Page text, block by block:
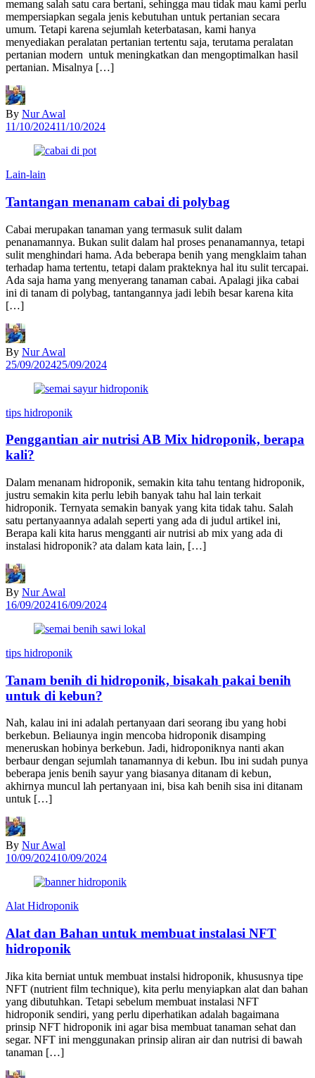
memang salah satu cara bertani, sehingga mau tidak mau kami perlu
mempersiapkan segala jenis kebutuhan untuk pertanian secara
umum. Tetapi karena sejumlah keterbatasan, kami hanya
menyediakan peralatan pertanian tertentu saja, terutama peralatan
pertanian modern untuk meningkatkan dan mengoptimalkan hasil
pertanian. Misalnya […]
By Nur Awal
11/10/202411/10/2024
Lain-lain
Tantangan menanam cabai di polybag
Cabai merupakan tanaman yang termasuk sulit dalam
penanamannya. Bukan sulit dalam hal proses penanamannya, tetapi
sulit menghindari hama. Ada beberapa benih yang mengklaim tahan
terhadap hama tertentu, tetapi dalam prakteknya hal itu sulit tercapai.
Ada saja hama yang menyerang tanaman cabai. Apalagi jika cabai
ini di tanam di polybag, tantangannya jadi lebih besar karena kita
[…]
By Nur Awal
25/09/202425/09/2024
tips hidroponik
Penggantian air nutrisi AB Mix hidroponik, berapa
kali?
Dalam menanam hidroponik, semakin kita tahu tentang hidroponik,
justru semakin kita perlu lebih banyak tahu hal lain terkait
hidroponik. Ternyata semakin banyak yang kita tidak tahu. Salah
satu pertanyaannya adalah seperti yang ada di judul artikel ini,
Berapa kali kita harus mengganti air nutrisi ab mix yang ada di
instalasi hidroponik? ata dalam kata lain, […]
By Nur Awal
16/09/202416/09/2024
tips hidroponik
Tanam benih di hidroponik, bisakah pakai benih
untuk di kebun?
Nah, kalau ini ini adalah pertanyaan dari seorang ibu yang hobi
berkebun. Beliaunya ingin mencoba hidroponik disamping
meneruskan hobinya berkebun. Jadi, hidroponiknya nanti akan
berbaur dengan sejumlah tanamannya di kebun. Ibu ini sudah punya
beberapa jenis benih sayur yang biasanya ditanam di kebun,
akhirnya muncul lah pertanyaan ini, bisa kah benih sisa ini ditanam
untuk […]
By Nur Awal
10/09/202410/09/2024
Alat Hidroponik
Alat dan Bahan untuk membuat instalasi NFT
hidroponik
Jika kita berniat untuk membuat instalsi hidroponik, khususnya tipe
NFT (nutrient film technique), kita perlu menyiapkan alat dan bahan
yang dibutuhkan. Tetapi sebelum membuat instalasi NFT
hidroponik sendiri, yang perlu diperhatikan adalah bagaimana
prinsip NFT hidroponik ini agar bisa membuat tanaman sehat dan
segar. NFT ini menggunakan prinsip aliran air dan nutrisi di bawah
tanaman […]